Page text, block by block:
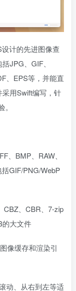
计的先进图像查
JPG、GIF、
、EPS等，并能直
用Swift编写，针
、BMP、RAW、
GIF/PNG/WebP
CBZ、CBR、7-zip
的大文件
像缓存和渲染引
动、从右到左等适